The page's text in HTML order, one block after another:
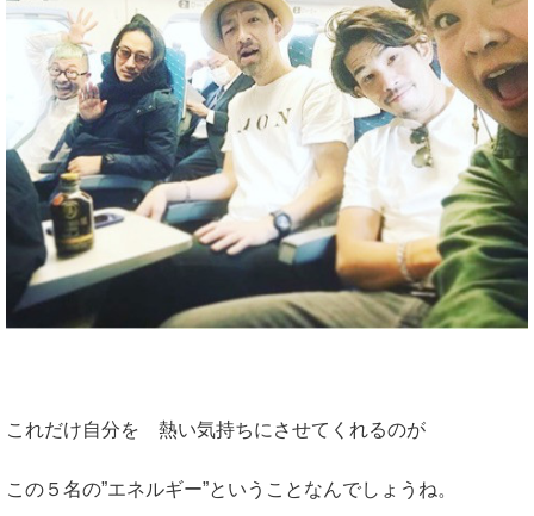
これだけ自分を 熱い気持ちにさせてくれるのが
この５名の”エネルギー”ということなんでしょうね。